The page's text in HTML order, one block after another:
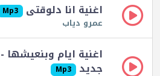
اغنية انا دلوقتى Mp3
عمرو دياب
اغنية ايام وبنعيشها
جديد Mp3